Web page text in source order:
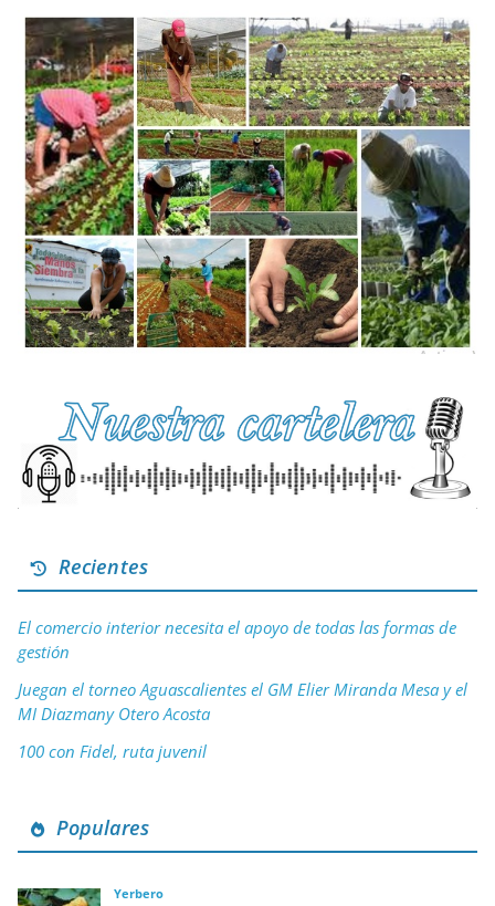
Recientes
El comercio interior necesita el apoyo de todas las formas de
gestión
Juegan el torneo Aguascalientes el GM Elier Miranda Mesa y el
MI Diazmany Otero Acosta
100 con Fidel, ruta juvenil
Populares